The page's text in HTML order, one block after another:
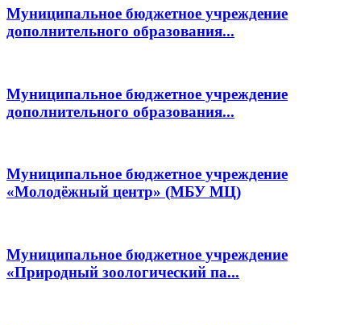
Муниципальное бюджетное учреждение
дополнительного образования...
Муниципальное бюджетное учреждение
дополнительного образования...
Муниципальное бюджетное учреждение
«Молодёжный центр» (МБУ МЦ)
Муниципальное бюджетное учреждение
«Природный зоологический па...